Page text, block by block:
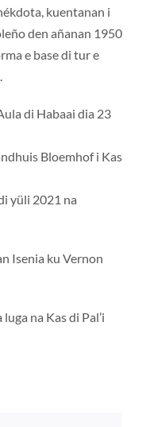
kuentanan i
den añanan 1950
e base di tur e
di Habaai dia 23
Bloemhof i Kas
yüli 2021 na
Isenia ku Vernon
na Kas di Pal’i